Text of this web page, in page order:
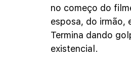
no começo do
esposa, do irmão,
Termina dando
existencial.